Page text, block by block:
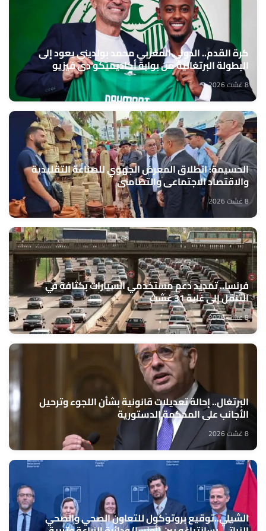
كرة القدم.. الدولي المغربي محمد بولديني يعود إلى
البطولة البرتغالية من بوابة أكاديميكو دي فيزيو
8 غشت 2026
الحسيمة: انطلاق المعرض الجهوي للصناعة التقليدية
والاقتصاد الاجتماعي والتضامني
8 غشت 2026
فرنسا.. تمديد دعم مستخدمي السيارات بكثافة في
التنقل إلى غاية 31 غشت
8 غشت 2026
البرتغال.. إحالة تعديلات قانونية بشأن اللجوء وترحيل
الأجانب على المحكمة الدستورية
8 غشت 2026
الشيلي..توقيع بروتوكول للتعاون الصحي والصحي